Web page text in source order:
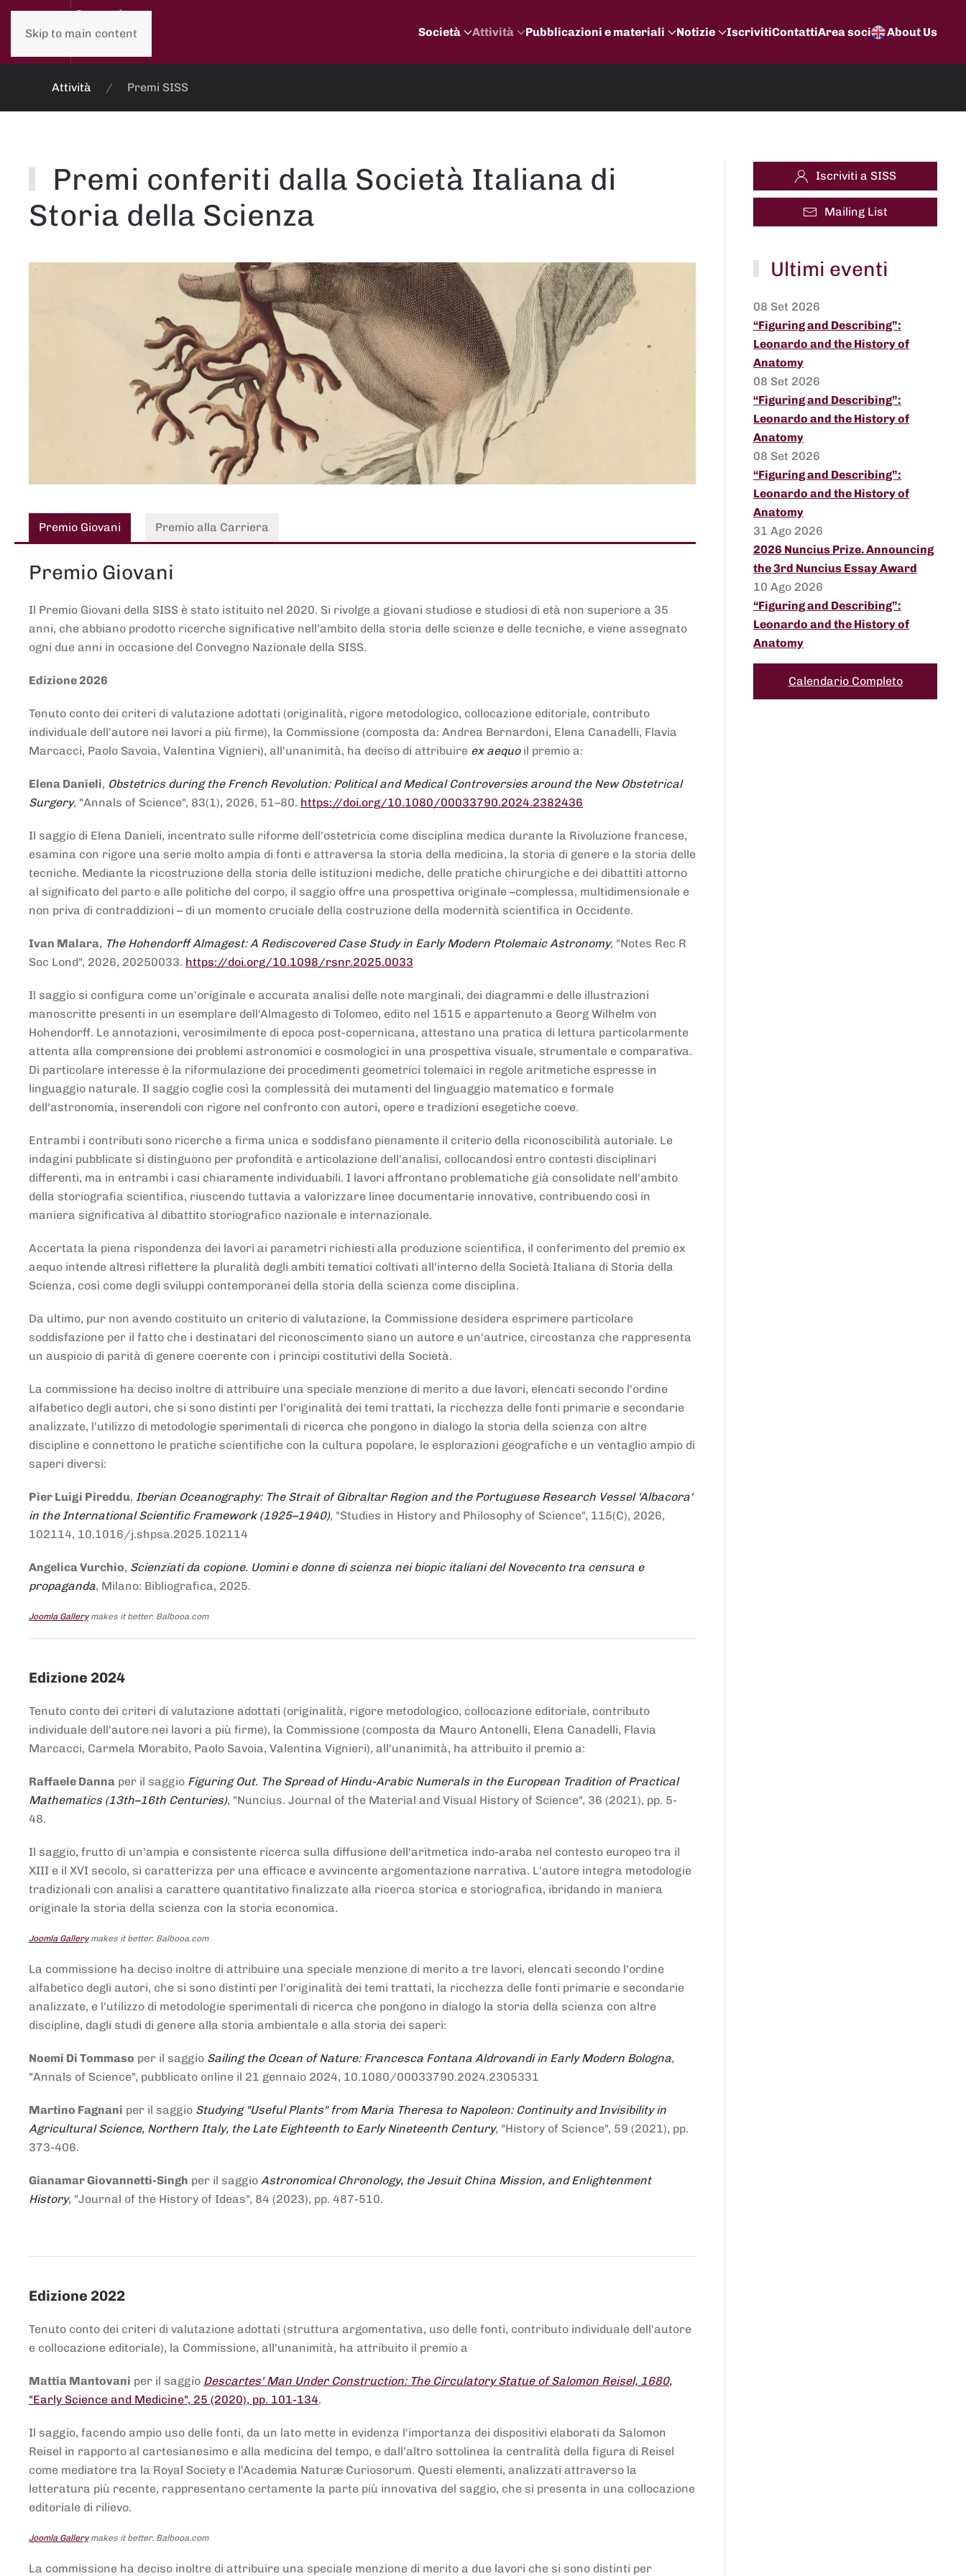
Skip to main content Società Attività Pubblicazioni e materiali Notizie IscrivitiContattiArea soci About Us
Attività Premi SISS
Premi conferiti dalla Società Italiana di
Storia della Scienza
Premio Giovani Premio alla Carriera
Premio Giovani
Il Premio Giovani della SISS è stato istituito nel 2020. Si rivolge a giovani studiose e studiosi di età non superiore a 35
anni, che abbiano prodotto ricerche significative nell’ambito della storia delle scienze e delle tecniche, e viene assegnato
ogni due anni in occasione del Convegno Nazionale della SISS.
Edizione 2026
Tenuto conto dei criteri di valutazione adottati (originalità, rigore metodologico, collocazione editoriale, contributo
individuale dell'autore nei lavori a più firme), la Commissione (composta da: Andrea Bernardoni, Elena Canadelli, Flavia
Marcacci, Paolo Savoia, Valentina Vignieri), all'unanimità, ha deciso di attribuire ex aequoil premio a:
Elena Danieli, Obstetrics during the French Revolution: Political and Medical Controversies around the New Obstetrical
Surgery, "Annals of Science", 83(1), 2026, 51–80. https://doi.org/10.1080/00033790.2024.2382436
Il saggio di Elena Danieli, incentrato sulle riforme dell'ostetricia come disciplina medica durante la Rivoluzione francese,
esamina con rigore una serie molto ampia di fonti e attraversa la storia della medicina, la storia di genere e la storia delle
tecniche. Mediante la ricostruzione della storia delle istituzioni mediche, delle pratiche chirurgiche e dei dibattiti attorno
al significato del parto e alle politiche del corpo, il saggio offre una prospettiva originale –complessa, multidimensionale e
non priva di contraddizioni – di un momento cruciale della costruzione della modernità scientifica in Occidente.
Ivan Malara, The Hohendorff Almagest: A Rediscovered Case Study in Early Modern Ptolemaic Astronomy, "Notes Rec R
Soc Lond", 2026, 20250033. https://doi.org/10.1098/rsnr.2025.0033
Il saggio si configura come un'originale e accurata analisi delle note marginali, dei diagrammi e delle illustrazioni
manoscritte presenti in un esemplare dell'Almagesto di Tolomeo, edito nel 1515 e appartenuto a Georg Wilhelm von
Hohendorff. Le annotazioni, verosimilmente di epoca post-copernicana, attestano una pratica di lettura particolarmente
attenta alla comprensione dei problemi astronomici e cosmologici in una prospettiva visuale, strumentale e comparativa.
Di particolare interesse è la riformulazione dei procedimenti geometrici tolemaici in regole aritmetiche espresse in
linguaggio naturale. Il saggio coglie così la complessità dei mutamenti del linguaggio matematico e formale
dell'astronomia, inserendoli con rigore nel confronto con autori, opere e tradizioni esegetiche coeve.
Entrambi i contributi sono ricerche a firma unica e soddisfano pienamente il criterio della riconoscibilità autoriale. Le
indagini pubblicate si distinguono per profondità e articolazione dell'analisi, collocandosi entro contesti disciplinari
differenti, ma in entrambi i casi chiaramente individuabili. I lavori affrontano problematiche già consolidate nell'ambito
della storiografia scientifica, riuscendo tuttavia a valorizzare linee documentarie innovative, contribuendo così in
maniera significativa al dibattito storiografico nazionale e internazionale.
Accertata la piena rispondenza dei lavori ai parametri richiesti alla produzione scientifica, il conferimento del premio ex
aequo intende altresì riflettere la pluralità degli ambiti tematici coltivati all'interno della Società Italiana di Storia della
Scienza, così come degli sviluppi contemporanei della storia della scienza come disciplina.
Da ultimo, pur non avendo costituito un criterio di valutazione, la Commissione desidera esprimere particolare
soddisfazione per il fatto che i destinatari del riconoscimento siano un autore e un'autrice, circostanza che rappresenta
un auspicio di parità di genere coerente con i principi costitutivi della Società.
La commissione ha deciso inoltre di attribuire una speciale menzione di merito a due lavori, elencati secondo l'ordine
alfabetico degli autori, che si sono distinti per l'originalità dei temi trattati, la ricchezza delle fonti primarie e secondarie
analizzate, l'utilizzo di metodologie sperimentali di ricerca che pongono in dialogo la storia della scienza con altre
discipline e connettono le pratiche scientifiche con la cultura popolare, le esplorazioni geografiche e un ventaglio ampio di
saperi diversi:
Pier Luigi Pireddu, Iberian Oceanography: The Strait of Gibraltar Region and the Portuguese Research Vessel 'Albacora'
in the International Scientific Framework (1925–1940), "Studies in History and Philosophy of Science", 115(C), 2026,
102114, 10.1016/j.shpsa.2025.102114
Angelica Vurchio, Scienziati da copione. Uomini e donne di scienza nei biopic italiani del Novecento tra censura e
propaganda, Milano: Bibliografica, 2025.
Joomla Gallerymakes it better. Balbooa.com
Edizione 2024
Tenuto conto dei criteri di valutazione adottati (originalità, rigore metodologico, collocazione editoriale, contributo
individuale dell'autore nei lavori a più firme), la Commissione (composta da Mauro Antonelli, Elena Canadelli, Flavia
Marcacci, Carmela Morabito, Paolo Savoia, Valentina Vignieri), all'unanimità, ha attribuito il premio a:
Raffaele Danna per il saggio Figuring Out. The Spread of Hindu-Arabic Numerals in the European Tradition of Practical
Mathematics (13th–16th Centuries), "Nuncius. Journal of the Material and Visual History of Science", 36 (2021), pp. 5-
48.
Il saggio, frutto di un'ampia e consistente ricerca sulla diffusione dell'aritmetica indo-araba nel contesto europeo tra il
XIII e il XVI secolo, si caratterizza per una efficace e avvincente argomentazione narrativa. L'autore integra metodologie
tradizionali con analisi a carattere quantitativo finalizzate alla ricerca storica e storiografica, ibridando in maniera
originale la storia della scienza con la storia economica.
Joomla Gallerymakes it better. Balbooa.com
La commissione ha deciso inoltre di attribuire una speciale menzione di merito a tre lavori, elencati secondo l'ordine
alfabetico degli autori, che si sono distinti per l'originalità dei temi trattati, la ricchezza delle fonti primarie e secondarie
analizzate, e l'utilizzo di metodologie sperimentali di ricerca che pongono in dialogo la storia della scienza con altre
discipline, dagli studi di genere alla storia ambientale e alla storia dei saperi:
Noemi Di Tommaso per il saggio Sailing the Ocean of Nature: Francesca Fontana Aldrovandi in Early Modern Bologna,
"Annals of Science", pubblicato online il 21 gennaio 2024, 10.1080/00033790.2024.2305331
Martino Fagnani per il saggio Studying "Useful Plants" from Maria Theresa to Napoleon: Continuity and Invisibility in
Agricultural Science, Northern Italy, the Late Eighteenth to Early Nineteenth Century, "History of Science", 59 (2021), pp.
373-406.
Gianamar Giovannetti-Singh per il saggio Astronomical Chronology, the Jesuit China Mission, and Enlightenment
History, "Journal of the History of Ideas", 84 (2023), pp. 487-510.
Edizione 2022
Tenuto conto dei criteri di valutazione adottati (struttura argomentativa, uso delle fonti, contributo individuale dell'autore
e collocazione editoriale), la Commissione, all'unanimità, ha attribuito il premio a
Mattia Mantovani per il saggio Descartes' Man Under Construction: The Circulatory Statue of Salomon Reisel, 1680,
"Early Science and Medicine", 25 (2020), pp. 101-134.
Il saggio, facendo ampio uso delle fonti, da un lato mette in evidenza l'importanza dei dispositivi elaborati da Salomon
Reisel in rapporto al cartesianesimo e alla medicina del tempo, e dall'altro sottolinea la centralità della figura di Reisel
come mediatore tra la Royal Society e l'Academia Naturæ Curiosorum. Questi elementi, analizzati attraverso la
letteratura più recente, rappresentano certamente la parte più innovativa del saggio, che si presenta in una collocazione
editoriale di rilievo.
Joomla Gallerymakes it better. Balbooa.com
La commissione ha deciso inoltre di attribuire una speciale menzione di merito a due lavori che si sono distinti per
Iscriviti a SISS
Mailing List
Ultimi eventi
08 Set 2026
“Figuring and Describing”:
Leonardo and the History of
Anatomy
08 Set 2026
“Figuring and Describing”:
Leonardo and the History of
Anatomy
08 Set 2026
“Figuring and Describing”:
Leonardo and the History of
Anatomy
31 Ago 2026
2026 Nuncius Prize. Announcing
the 3rd Nuncius Essay Award
10 Ago 2026
“Figuring and Describing”:
Leonardo and the History of
Anatomy
Calendario Completo